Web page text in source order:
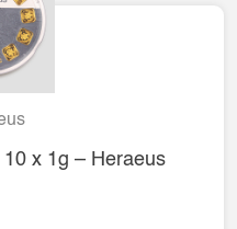
x 1g – Heraeus